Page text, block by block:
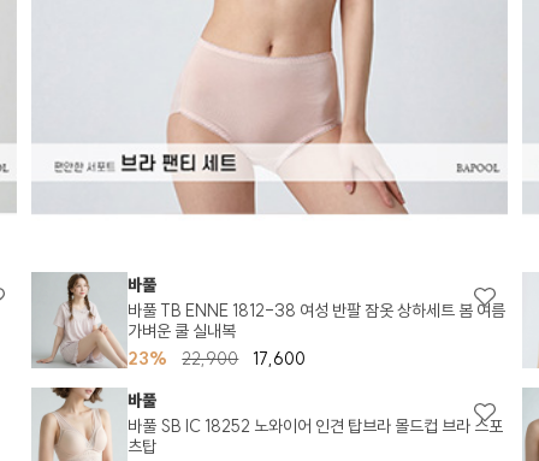
바풀
바풀 TB ENNE 1812-38 여성 반팔 잠옷 상하세트 봄 여름
가벼운 쿨 실내복
23%
22,900
17,600
바풀
바풀 SB IC 18252 노와이어 인견 탑브라 몰드컵 브라 스포
츠탑